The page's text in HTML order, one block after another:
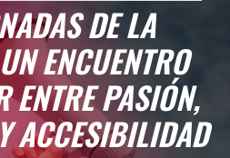
DE LA
ENCUENTRO
ENTRE PASIÓN,
ACCESIBILIDAD